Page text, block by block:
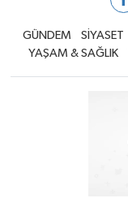
GÜNDEM SİYASET
YAŞAM & SAĞLIK